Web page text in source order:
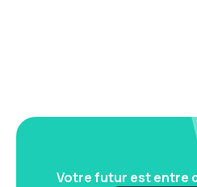
Votre futur est entre